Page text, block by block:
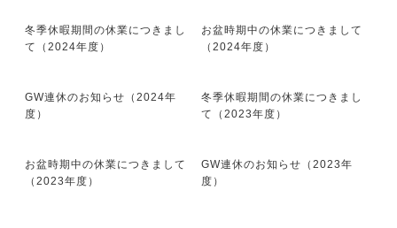
冬季休暇期間の休業につきまし
て（2024年度）
お盆時期中の休業につきまして
（2024年度）
GW連休のお知らせ（2024年
度）
冬季休暇期間の休業につきまし
て（2023年度）
お盆時期中の休業につきまして
（2023年度）
GW連休のお知らせ（2023年
度）